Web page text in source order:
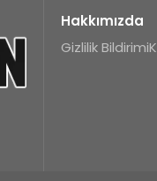
Hakkımızda
Gizlilik Bildirimi